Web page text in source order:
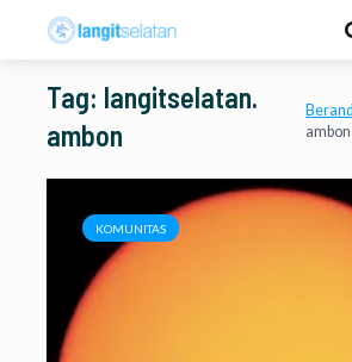
Tag: langitselatan.
ambon
ambon
KOMUNITAS